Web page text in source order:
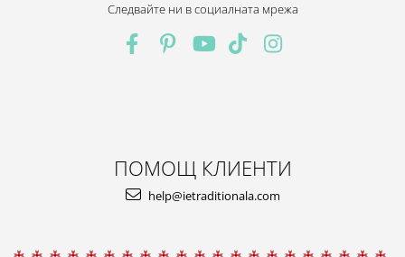
Следвайте ни в социалната мрежа
ПОМОЩ КЛИЕНТИ
help@ietraditionala.com